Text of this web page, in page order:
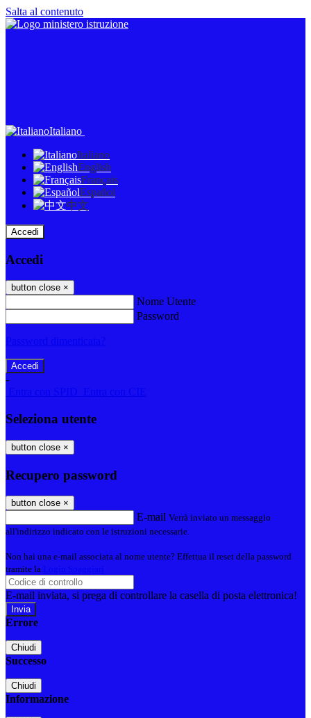
Salta al contenuto
Italiano
Italiano
English
Français
Español
中文
Accedi
Accedi
button close ×
Nome Utente
Password
-
Seleziona utente
button close ×
Recupero password
button close ×
E-mail Verrà inviato un messaggio
all'indirizzo indicato con le istruzioni necessarie.
Non hai una e-mail associata al nome utente? Effettua il reset della password
tramite la
E-mail inviata, si prega di controllare la casella di posta elettronica!
Errore
Chiudi
Successo
Chiudi
Informazione